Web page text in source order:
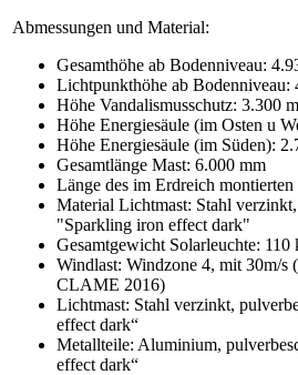
Abmessungen und Material:
Gesamthöhe ab Bodenniveau:
Lichtpunkthöhe ab Bodenniveau:
Höhe Vandalismusschutz: 3.300
Höhe Energiesäule (im Osten u
Höhe Energiesäule (im Süden):
Gesamtlänge Mast: 6.000 mm
Länge des im Erdreich
Material Lichtmast: Stahl
"Sparkling iron effect dark"
Gesamtgewicht Solarleuchte: 110
Windlast: Windzone 4, mit 30m/s
CLAME 2016)
Lichtmast: Stahl verzinkt,
effect dark“
Metallteile: Aluminium,
effect dark“